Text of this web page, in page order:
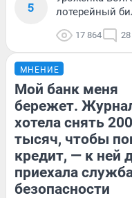
5
лотерейный
17 864 28
МНЕНИЕ
Мой банк меня
бережет.
хотела снять 200
тысяч, чтобы
кредит, — к ней
приехала
безопасности